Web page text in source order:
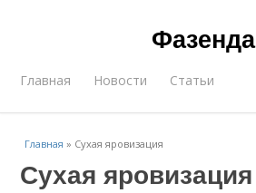
Фазенда
Главная Новости Статьи
Главная » Сухая яровизация
Сухая яровизация